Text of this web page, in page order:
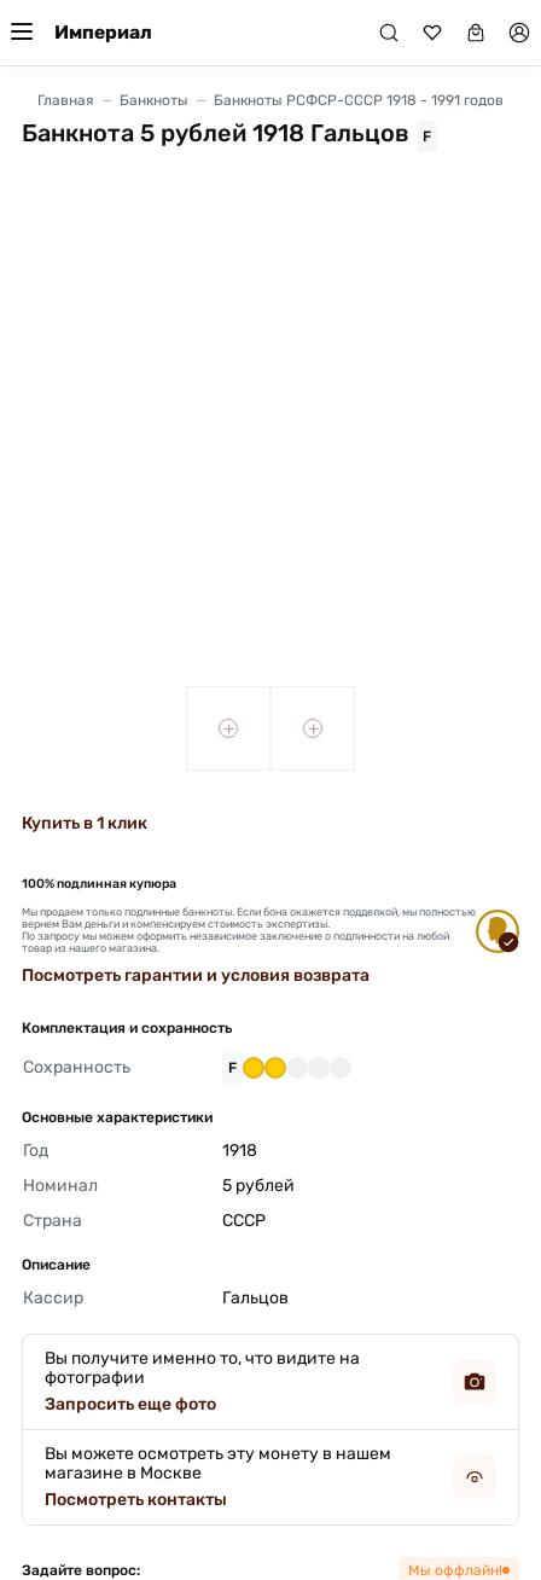
Империал
Главная Банкноты Банкноты РСФСР-СССР 1918 - 1991 годов
Банкнота 5 рублей 1918 Гальцов F
+ +
Купить в 1 клик
100% подлинная купюра
Мы продаем только подлинные банкноты. Если бона окажется подделкой, мы полностью
вернем Вам деньги и компенсируем стоимость экспертизы.
По запросу мы можем оформить независимое заключение о подлинности на любой
товар из нашего магазина.
Посмотреть гарантии и условия возврата
Комплектация и сохранность
Сохранность F
Основные характеристики
Год
1918
Номинал
5 рублей
Страна
СССР
Описание
Кассир Гальцов
Вы получите именно то, что видите на
фотографии
Запросить еще фото
Вы можете осмотреть эту монету в нашем
магазине в Москве
Посмотреть контакты
Задайте вопрос: Мы оффлайн!